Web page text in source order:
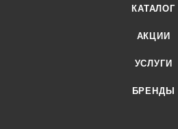
КАТАЛОГ
АКЦИИ
УСЛУГИ
БРЕНДЫ